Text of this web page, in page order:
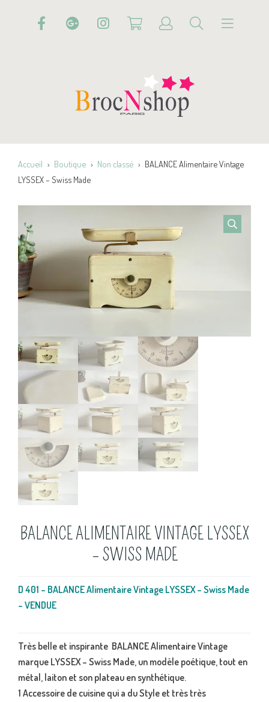
Accueil Boutique Non classé
BALANCE Alimentaire Vintage
LYSSEX – Swiss Made
BALANCE ALIMENTAIRE VINTAGE LYSSEX
– SWISS MADE
D 401 – BALANCE Alimentaire Vintage LYSSEX – Swiss Made
– VENDUE
Très belle et inspirante BALANCE Alimentaire Vintage
marque LYSSEX – Swiss Made, un modèle poétique, tout en
métal, laiton et son plateau en synthétique.
1 Accessoire de cuisine qui a du Style et très très